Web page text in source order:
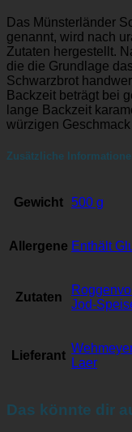
Das Münsterländer
genannt, wird nach
Zutaten hergestellt.
die die Grundlage
Schwarzbrot
Backzeit beträgt bei
lange Backzeit
würzigen
Zusätzliche
Gewicht 500 g
Allergene Enthält
Zutaten
Jod-
Lieferant
Laer
Das könnte dir